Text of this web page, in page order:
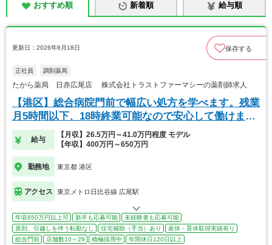
おすすめ順 新着順 給与順
更新日：2026年6月18日 保存する
正社員 調剤薬局
たから薬局 日赤広尾店 株式会社トラストファーマシーの薬剤師求人
【港区】総合病院門前で幅広い処方を学べます。残業
月5時間以下、18時終業可能なので安心して働けま
す。
給与
【月収】26.5万円～41.0万円程度 モデル
【年収】400万円～650万円
勤務地 東京都 港区
アクセス 東京メトロ日比谷線 広尾駅
年収650万円以上可 新卒も応募可能
未経験者も応募可能
原則、引越しを伴う転勤なし
住宅補助（手当）あり
産休・育休取得実績有り
総合門前
店舗数10～29 積極採用中 年間休日120日以上